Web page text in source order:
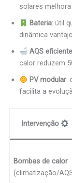
solares
Bateria: útil
dinâmica
AQS eficiente
calor reduzem
PV modular:
facilita a
Intervenção
Bombas de calor
(climatização/